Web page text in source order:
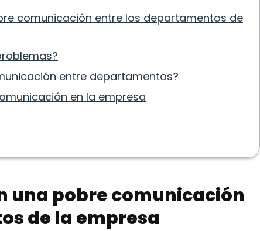
comunicación entre los departamentos de
entre departamentos?
en la empresa
una pobre comunicación
de la empresa